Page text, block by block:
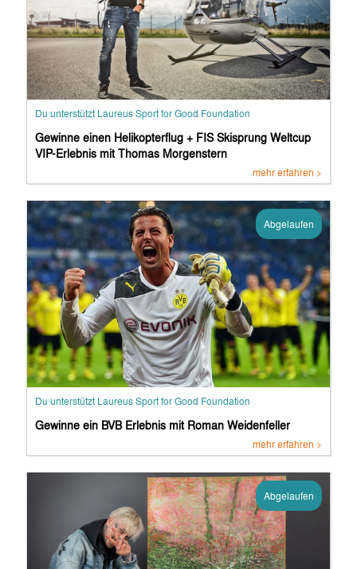
Du unterstützt Laureus Sport for Good Foundation
Gewinne einen Helikopterflug + FIS Skisprung Weltcup
VIP-Erlebnis mit Thomas Morgenstern
mehr erfahren >
Abgelaufen
Du unterstützt Laureus Sport for Good Foundation
Gewinne ein BVB Erlebnis mit Roman Weidenfeller
mehr erfahren >
Abgelaufen